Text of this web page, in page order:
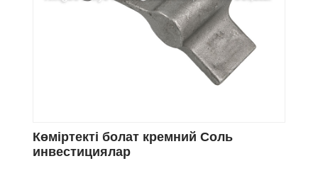
Көміртекті болат кремний Соль
инвестициялар